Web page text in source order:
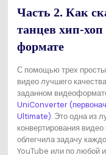
Часть 2. Как
танцев хип-
формате
С помощью трех
видео лучшего
заданном
UniConverter
Ultimate). Это одна из
конвертирования
облегчила задачу
YouTube или по любой